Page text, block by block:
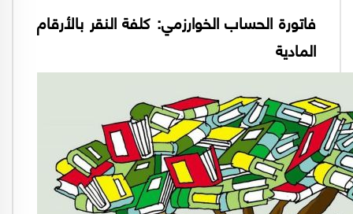
فاتورة الحساب الخوارزمي: كلفة النقر بالأرقام
المادية